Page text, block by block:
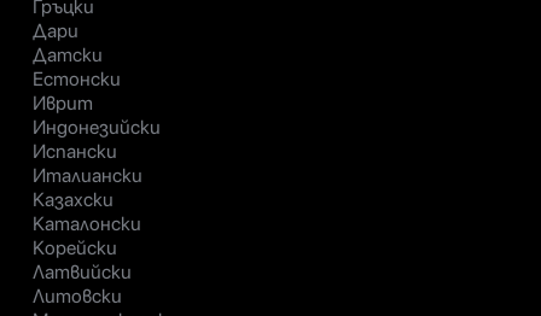
Гръцки
Дари
Датски
Естонски
Иврит
Индонезийски
Испански
Италиански
Казахски
Каталонски
Корейски
Латвийски
Литовски